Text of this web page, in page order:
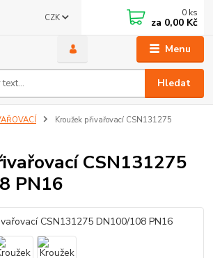
Menu
CZK
Hledat
0 ks
za 0,00 Kč
Kroužek přivařovací CSN131275
CSN131275
PN16